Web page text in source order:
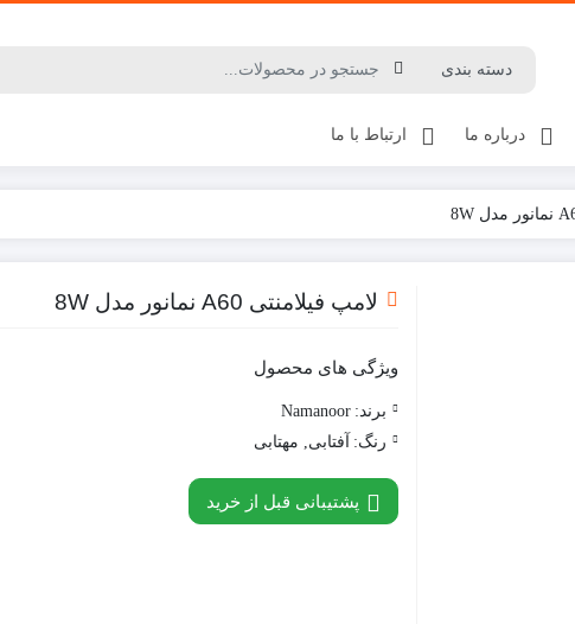
درباره ما ارتباط با ما
لامپ فیلامنتی A60 نمانور مدل 8W
ویژگی های محصول
برند: Namanoor
رنگ: آفتابی, مهتابی
پشتیبانی قبل از خرید